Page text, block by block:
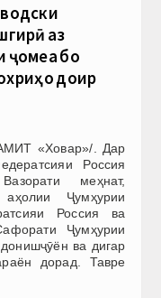
аз
ҷомеа бо
доир
«Ховар»/. Дар
Россия
меҳнат,
Ҷумҳурии
Россия ва
Ҷумҳурии
ва дигар
дорад. Тавре